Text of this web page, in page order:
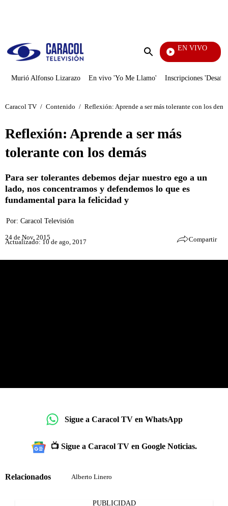
Enviar
EN VIVO
Televentas
Murió Alfonso Lizarazo En vivo 'Yo Me Llamo' Inscripciones
Caracol TV / Contenido / Reflexión: Aprende a ser más tolerante con los
Reflexión: Aprende a ser más
tolerante con los demás
Para ser tolerantes debemos dejar nuestro ego a un
lado, nos concentramos y defendemos lo que es
fundamental para la felicidad y
Por: Caracol Televisión
24 de Nov, 2015
Actualizado: 10 de ago, 2017 Compartir
Sigue a Caracol TV en WhatsApp
📺 Sigue a Caracol TV en Google Noticias.
Relacionados Alberto Linero
PUBLICIDAD